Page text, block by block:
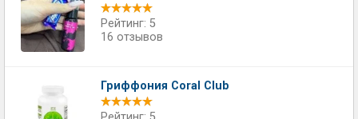
Рейтинг: 5
16 отзывов
Гриффония Coral Club